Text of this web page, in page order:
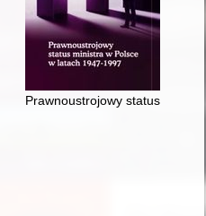
komunizmu (1945-1989) -
Prawnoustrojowy status